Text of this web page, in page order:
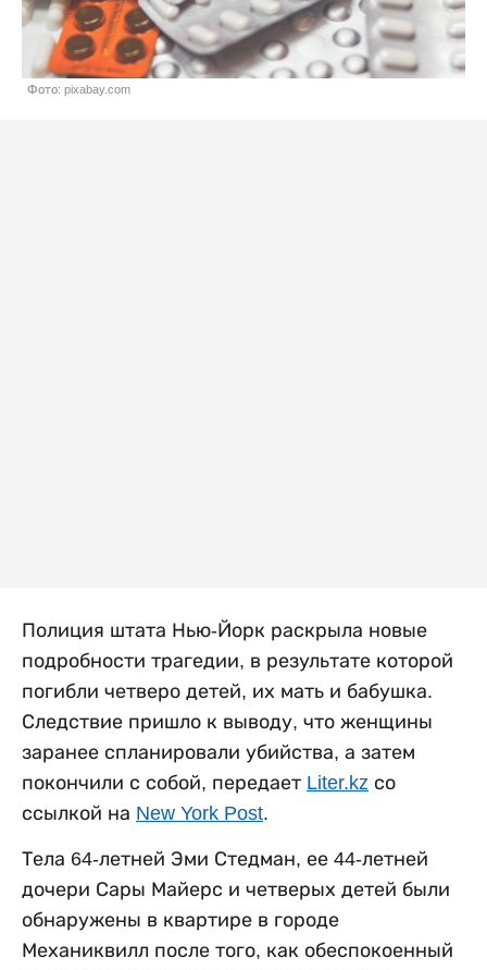
Фото: pixabay.com
Полиция штата Нью-Йорк раскрыла новые
подробности трагедии, в результате которой
погибли четверо детей, их мать и бабушка.
Следствие пришло к выводу, что женщины
заранее спланировали убийства, а затем
покончили с собой, передает Liter.kz со
ссылкой на New York Post.
Тела 64-летней Эми Стедман, ее 44-летней
дочери Сары Майерс и четверых детей были
обнаружены в квартире в городе
Механиквилл после того, как обеспокоенный